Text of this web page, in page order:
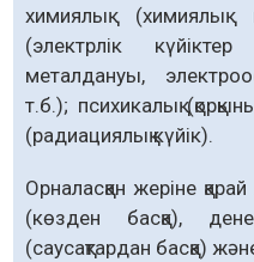
химиялық (химиялық
(электрлік
металдануы,
т.б.); психикалық
(радиациялық күйік).
Орналасқан жеріне қарай
(көзден басқа),
(саусақтардан басқа)